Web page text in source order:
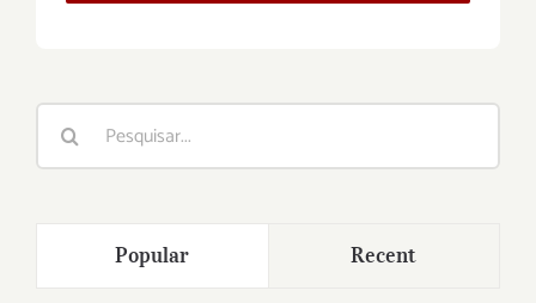
Buscar
resultados
Popular Recent